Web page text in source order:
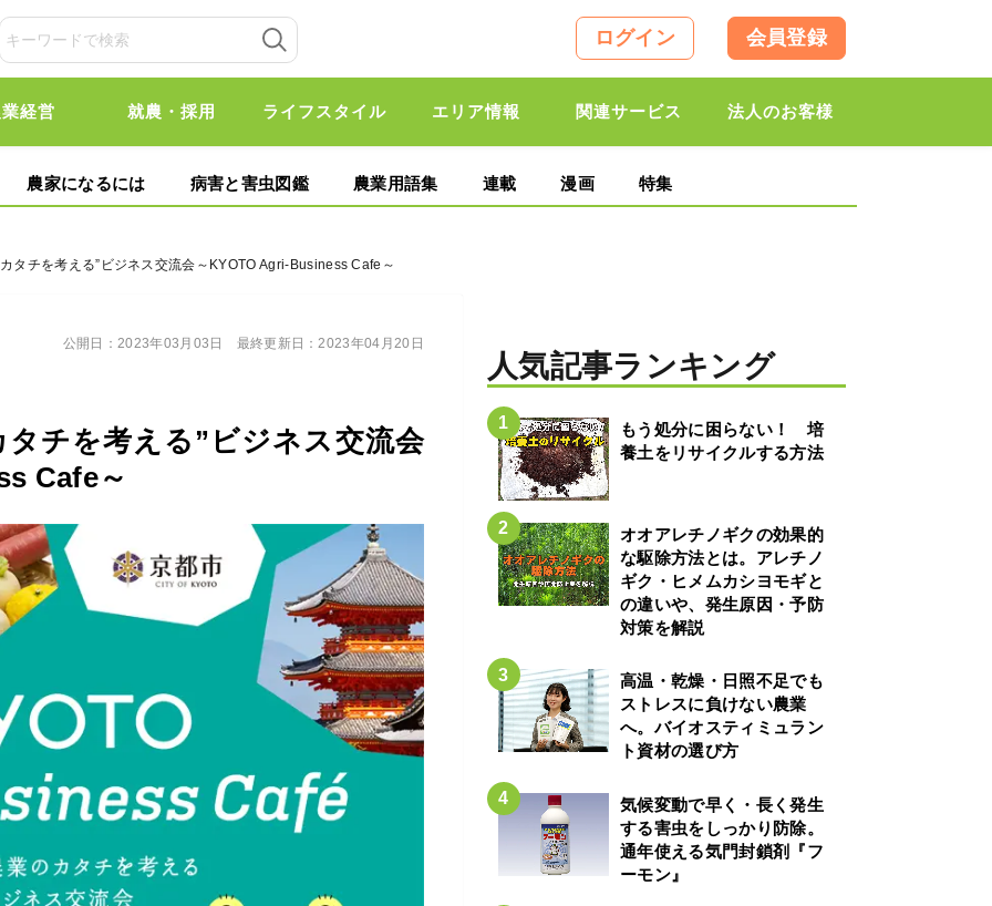
ログイン 会員登録
経営 就農・採用 ライフスタイル エリア情報 関連サービス 法人のお客様
農家になるには 病害と害虫図鑑 農業用語集 連載 漫画 特集
タチを考える”ビジネス交流会～KYOTO Agri-Business Cafe～
チを考える”ビジネス交流会
Cafe～
公開日：2023年03月03日 最終更新日：2023年04月20日
人気記事ランキング
もう処分に困らない！ 培
養土をリサイクルする方法
オオアレチノギクの効果的
な駆除方法とは。アレチノ
ギク・ヒメムカシヨモギと
の違いや、発生原因・予防
対策を解説
高温・乾燥・日照不足でも
ストレスに負けない農業
へ。バイオスティミュラン
ト資材の選び方
気候変動で早く・長く発生
する害虫をしっかり防除。
通年使える気門封鎖剤『フ
ーモン』